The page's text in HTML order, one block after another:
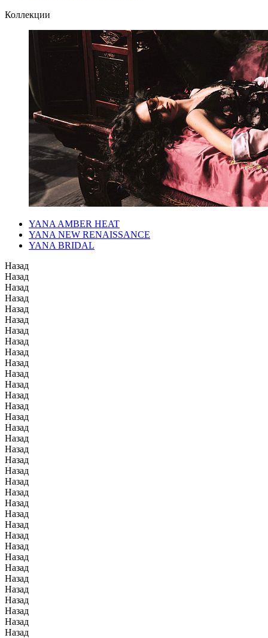
Коллекции
YANA AMBER HEAT
YANA NEW RENAISSANCE
YANA BRIDAL
Назад
Назад
Назад
Назад
Назад
Назад
Назад
Назад
Назад
Назад
Назад
Назад
Назад
Назад
Назад
Назад
Назад
Назад
Назад
Назад
Назад
Назад
Назад
Назад
Назад
Назад
Назад
Назад
Назад
Назад
Назад
Назад
Назад
Назад
Назад